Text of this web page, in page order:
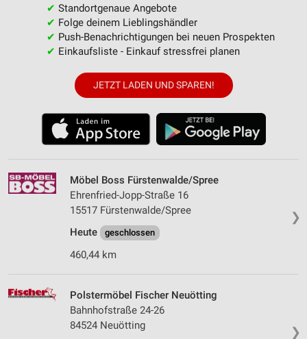
✔ Standortgenaue Angebote
✔ Folge deinem Lieblingshändler
✔ Push-Benachrichtigungen bei neuen Prospekten
✔ Einkaufsliste - Einkauf stressfrei planen
JETZT LADEN UND SPAREN!
❯
Möbel Boss Fürstenwalde/Spree
Ehrenfried-Jopp-Straße 16
15517 Fürstenwalde/Spree
Heute
geschlossen
460,44 km
❯
Polstermöbel Fischer Neuötting
Bahnhofstraße 24-26
84524 Neuötting